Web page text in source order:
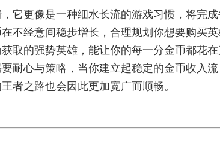
它更像是一种细水长流的游戏习惯，将完
不经意间稳步增长，合理规划你想要购买
取的强势英雄，能让你的每一分金币都花
耐心与策略，当你建立起稳定的金币收入
者之路也会因此更加宽广而顺畅。